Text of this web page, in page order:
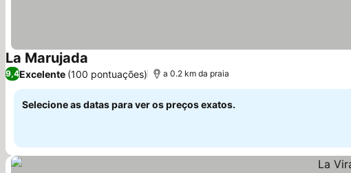
La Marujada
9,4Excelente (100 pontuações) a 0.2 km da praia
Selecione as datas para ver os preços exatos.